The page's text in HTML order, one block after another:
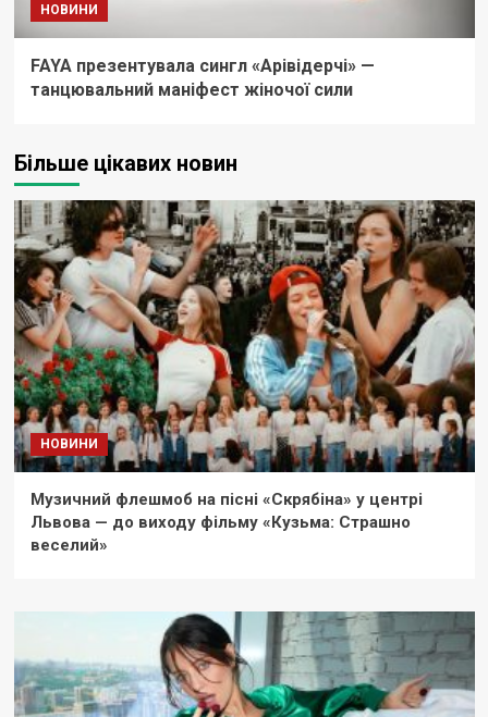
НОВИНИ
FAYA презентувала сингл «Арівідерчі» —
танцювальний маніфест жіночої сили
Більше цікавих новин
НОВИНИ
Музичний флешмоб на пісні «Скрябіна» у центрі
Львова — до виходу фільму «Кузьма: Страшно
веселий»